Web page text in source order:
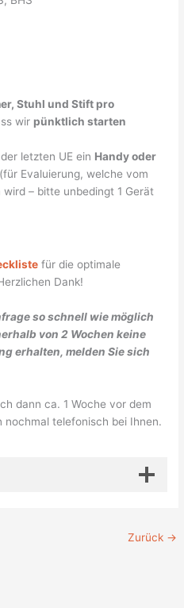
Stuhl und Stift pro
wir pünktlich starten
letzten UE ein Handy oder
(für Evaluierung, welche vom
– bitte unbedingt 1 Gerät
für die optimale
Dank!
so schnell wie möglich
von 2 Wochen keine
erhalten, melden Sie sich
dann ca. 1 Woche vor dem
nochmal telefonisch bei Ihnen.
Zurück →